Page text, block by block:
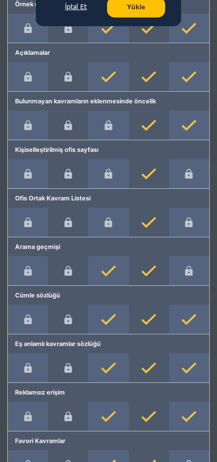
Örnek cümleler
Açıklamalar
Bulunmayan kavramların eklenmesinde öncelik
Kişiselleştirilmiş ofis sayfası
Ofis Ortak Kavram Listesi
Arama geçmişi
Cümle sözlüğü
Eş anlamlı kavramlar sözlüğü
Reklamsız erişim
Favori Kavramlar
İptal Et Yükle